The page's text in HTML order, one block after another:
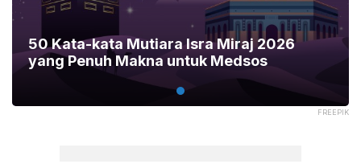
FREEPIK
50 Kata-kata Mutiara Isra Miraj 2026
yang Penuh Makna untuk Medsos